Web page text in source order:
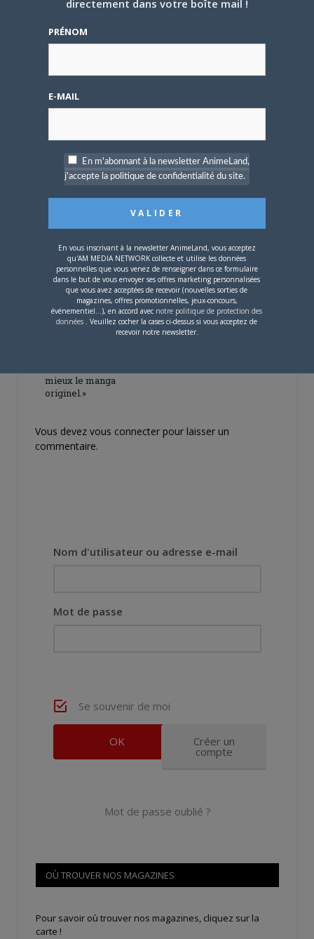
5 AOÛT 2026 0
L’AnimeLand Hors-Série
– Spécial Posters est
4 AOÛT 2026 0
Une nouvelle série TV
4 JUILLET 2026 0
[Entretien] Mokochan : «
mieux le manga
originel.»
Vous devez vous connecter pour laisser un
commentaire.
Nom d'utilisateur ou adresse e-mail
Mot de passe
Se souvenir de moi
Créer un
compte
Mot de passe oublié ?
OÙ TROUVER NOS MAGAZINES
Pour savoir où trouver nos magazines, cliquez sur la
carte !
directement dans votre boîte mail !
PRÉNOM
E-MAIL
En m'abonnant à la newsletter AnimeLand,
j'accepte la politique de confidentialité du site.
En vous inscrivant à la newsletter AnimeLand, vous acceptez
qu'AM MEDIA NETWORK collecte et utilise les données
personnelles que vous venez de renseigner dans ce formulaire
dans le but de vous envoyer ses offres marketing personnalisées
que vous avez acceptées de recevoir (nouvelles sorties de
magazines, offres promotionnelles, jeux-concours,
événementiel...), en accord avec notre politique de protection des
données . Veuillez cocher la cases ci-dessus si vous acceptez de
recevoir notre newsletter.